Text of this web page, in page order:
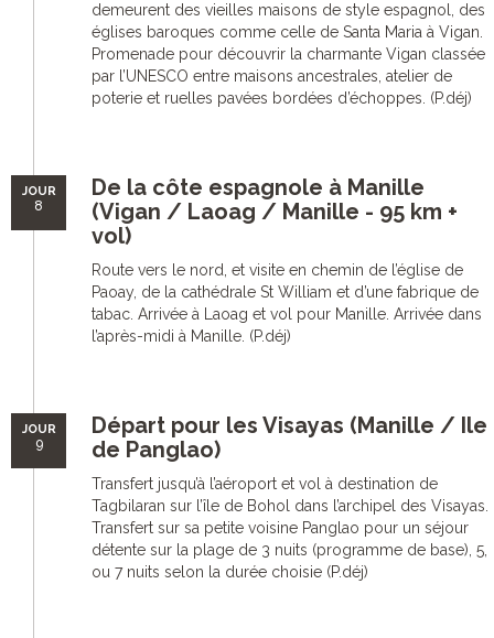
demeurent des vieilles maisons de style espagnol, des
églises baroques comme celle de Santa Maria à Vigan.
Promenade pour découvrir la charmante Vigan classée
par l’UNESCO entre maisons ancestrales, atelier de
poterie et ruelles pavées bordées d’échoppes. (P.déj)
JOUR
8
De la côte espagnole à Manille
(Vigan / Laoag / Manille - 95 km +
vol)
Route vers le nord, et visite en chemin de l’église de
Paoay, de la cathédrale St William et d’une fabrique de
tabac. Arrivée à Laoag et vol pour Manille. Arrivée dans
l’après-midi à Manille. (P.déj)
JOUR
9
Départ pour les Visayas (Manille / Ile
de Panglao)
Transfert jusqu’à l’aéroport et vol à destination de
Tagbilaran sur l’île de Bohol dans l’archipel des Visayas.
Transfert sur sa petite voisine Panglao pour un séjour
détente sur la plage de 3 nuits (programme de base), 5,
ou 7 nuits selon la durée choisie (P.déj)